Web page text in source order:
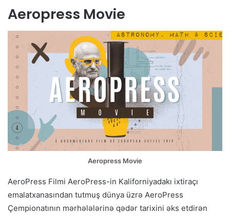
Aeropress Movie
Aeropress Movie
AeroPress Filmi AeroPress-in Kaliforniyadakı ixtiraçı
emalatxanasından tutmuş dünya üzrə AeroPress
Çempionatının mərhələlərinə qədər tarixini əks etdirən